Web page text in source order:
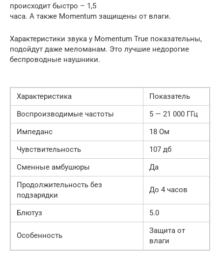
происходит быстро – 1,5
часа. А также Momentum защищены от влаги.
Характеристики звука у Momentum True показательны,
подойдут даже меломанам. Это лучшие недорогие
беспроводные наушники.
Характеристика
Показатель
Воспроизводимые частоты
5 — 21 000 ГГц
Импеданс
18 Ом
Чувствительность
107 дб
Сменные амбушюры
Да
Продолжительность без
подзарядки
До 4 часов
Блютуз 5.0
Особенность
Защита от
влаги